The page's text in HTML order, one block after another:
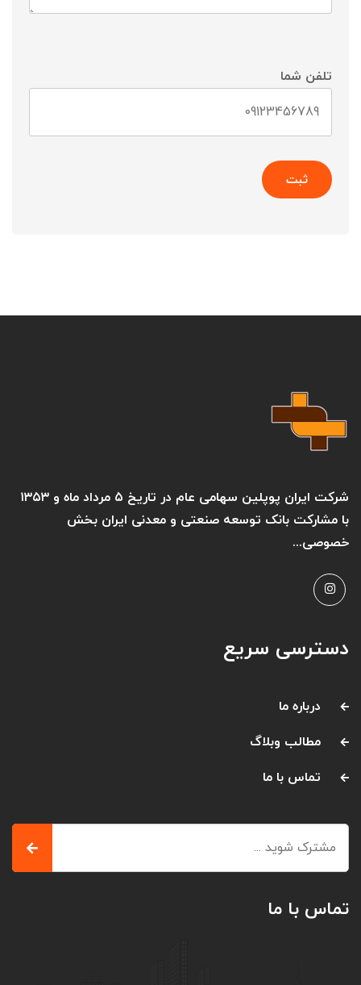
تلفن شما
شرکت ایران پوپلین سهامی عام در تاریخ ۵ مرداد ماه و ۱۳۵۳
با مشارکت بانک توسعه صنعتی و معدنی ایران بخش
خصوصی...
دسترسی سریع
درباره ما
مطالب وبلاگ
تماس با ما
تماس با ما